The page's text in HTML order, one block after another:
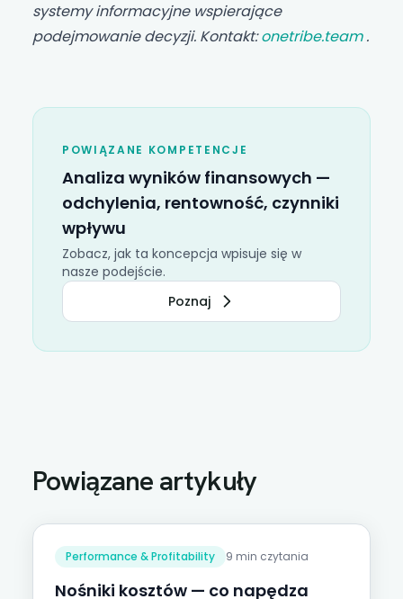
systemy informacyjne wspierające
podejmowanie decyzji. Kontakt:onetribe.team.
POWIĄZANE KOMPETENCJE
Analiza wyników finansowych —
odchylenia, rentowność, czynniki
wpływu
Zobacz, jak ta koncepcja wpisuje się w
nasze podejście.
Poznaj
Powiązane artykuły
Performance & Profitability 9 min czytania
Nośniki kosztów — co napędza